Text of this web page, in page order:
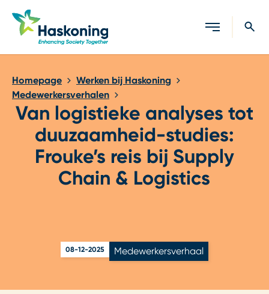
Sluiten
Homepage
Werken bij Haskoning
Medewerkersverhalen
Van logistieke analyses tot
duuzaamheid-studies:
Frouke’s reis bij Supply
Chain & Logistics
08-12-2025 Medewerkersverhaal